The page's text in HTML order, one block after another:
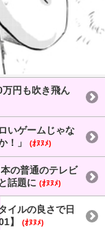
円も吹き飛ん
いゲームじゃな
！」
(ｵﾇﾇﾒ)
の普通のテレビ
話題に (ｵﾇﾇﾒ)
イルの良さで日
】
(ｵﾇﾇﾒ)